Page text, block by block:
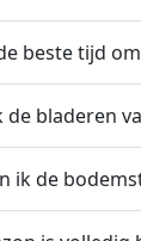
beste tijd
de bladeren
ik de